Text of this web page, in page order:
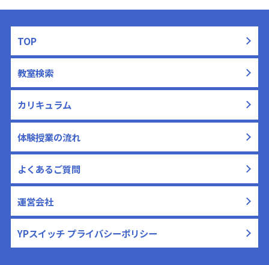
TOP
教室検索
カリキュラム
体験授業の流れ
よくあるご質問
運営会社
YPスイッチ プライバシーポリシー